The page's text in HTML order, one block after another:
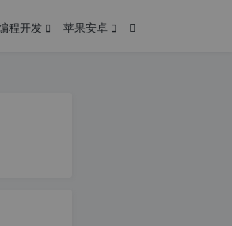
程开发 苹果安卓